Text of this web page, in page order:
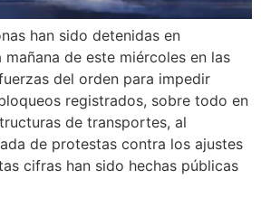
han sido detenidas en
mañana de este miércoles en las
del orden para impedir
registrados, sobre todo en
de transportes, al
de protestas contra los ajustes
cifras han sido hechas públicas